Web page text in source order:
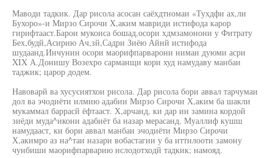
Маводи тадкик. Дар рисола асосан саёхдтномаи «Тухдфи ах,ли
Бухоро»-и Мирзо Сирочи Х,аким мавриди истифода карор
гирифтааст.Барои мукоиса бошад,осори хдмзамонони у Фитрату
Бех,будй,Асирию Ач,зй,Садри Зиёю Айнй истифода
шудаанд.Инчунин осори маорифпарварони нимаи дуюми асри
XIX А.Донишу Возехро сарманщи кори худ намудаву манбаи
таджик; царор додем.
Навоварй ва хусусиятхои рисола. Дар рисола бори аввал тарчумаи
дол ва эчодиёти илмию адабии Мирзо Сирочи Х,аким ба шакли
мукаммал баррасй ёфтааст. Х,арчанд, ки дар ин замина кордой
зиёди муда^икони адабиёт ба назар мерасанд. Муаллиф кушш
намудааст, ки бори аввал манбаи эчодиёти Мирзо Сирочи
Х,акимро аз на^таи назари вобастагии у ба иттилооти замону
чунбиши маорифпарварию ислодотходй тадкик; намояд.